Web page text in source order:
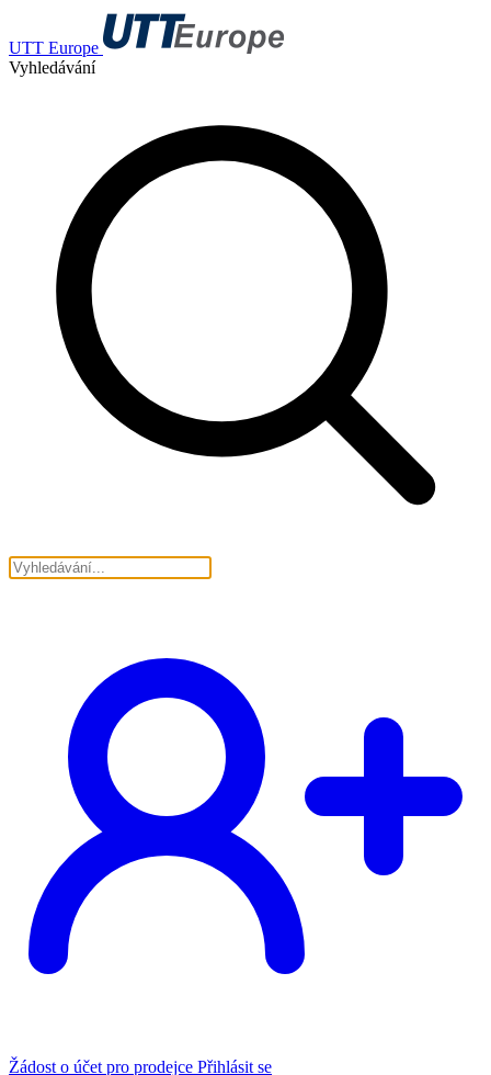
UTT Europe
Vyhledávání
Žádost o účet pro prodejce Přihlásit se